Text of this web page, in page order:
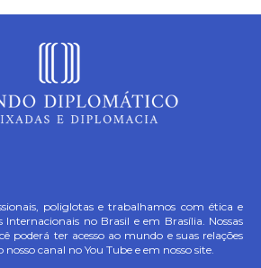
poliglotas e trabalhamos com ética e
Internacionais no Brasil e em Brasília. Nossas
poderá ter acesso ao mundo e suas relações
canal no You Tube e em nosso site.